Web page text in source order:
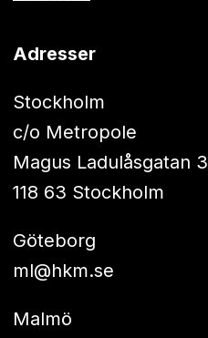
Adresser
Stockholm
c/o Metropole
Magus Ladulåsgatan 3
118 63 Stockholm
Göteborg
ml@hkm.se
Malmö